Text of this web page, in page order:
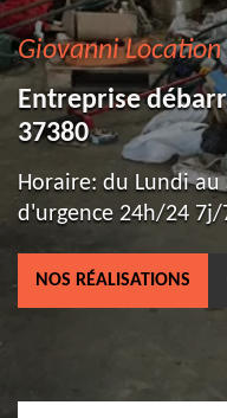
Giovanni Location
Entreprise
37380
Horaire: du Lundi au
d'urgence 24h/24 7j/
NOS RÉALISATIONS